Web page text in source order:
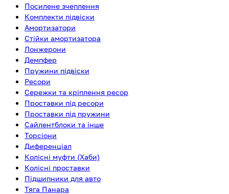
Посилене зчеплення
Комплекти підвіски
Амортизатори
Стійки амортизатора
Лонжерони
Демпфер
Пружини підвіски
Ресори
Сережки та кріплення ресор
Проставки під ресори
Проставки під пружини
Сайлентблоки та інше
Торсіони
Диференціал
Колісні муфти (Хаби)
Колісні проставки
Підшипники для авто
Тяга Панара